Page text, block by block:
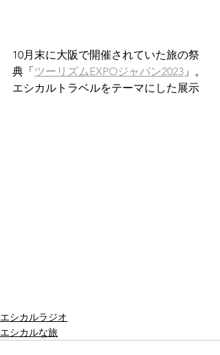
10月末に大阪で開催されていた旅の祭
典「 ツーリズムEXPOジャパン2023 」。
エシカルトラベルをテーマにした展示
エシカルラジオ
エシカルな旅